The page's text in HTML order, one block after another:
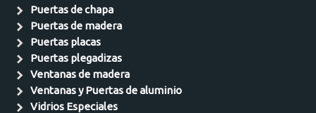
Puertas de chapa
Puertas de madera
Puertas placas
Puertas plegadizas
Ventanas de madera
Ventanas y Puertas de aluminio
Vidrios Especiales